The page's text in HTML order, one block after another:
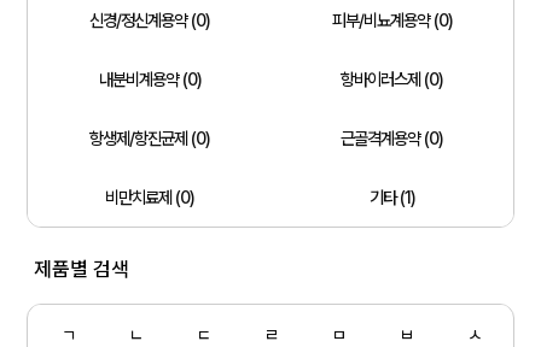
신경/정신계용약 (0) 피부/비뇨계용약 (0)
내분비계용약 (0) 항바이러스제 (0)
항생제/항진균제 (0) 근골격계용약 (0)
비만치료제 (0) 기타 (1)
제품별 검색
ㄱ ㄴ ㄷ ㄹ ㅁ ㅂ ㅅ